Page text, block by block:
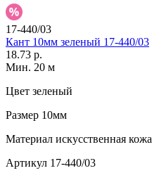
17-440/03
Кант 10мм зеленый 17-440/03
18.73 р.
Мин. 20 м
Цвет зеленый
Размер 10мм
Материал искусственная кожа
Артикул 17-440/03